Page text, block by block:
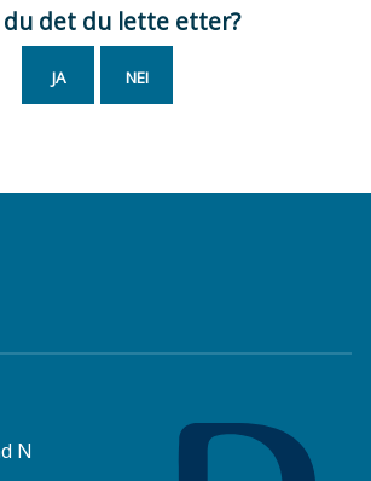
du det du lette etter?
JA NEI
N